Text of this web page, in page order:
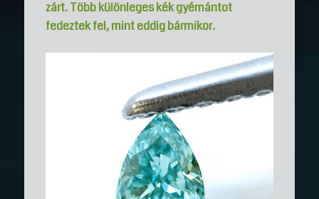
zárt. Több különleges kék gyémántot
fedeztek fel, mint eddig bármikor.